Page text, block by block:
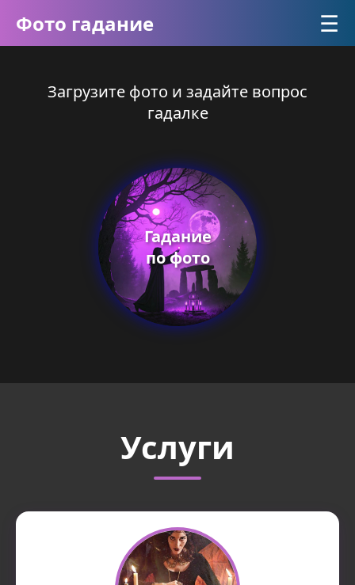
Фото гадание ☰
Загрузите фото и задайте вопрос
гадалке
Гадание
по фото
Услуги